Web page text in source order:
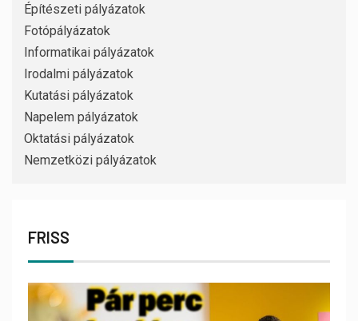
Építészeti pályázatok
Fotópályázatok
Informatikai pályázatok
Irodalmi pályázatok
Kutatási pályázatok
Napelem pályázatok
Oktatási pályázatok
Nemzetközi pályázatok
FRISS